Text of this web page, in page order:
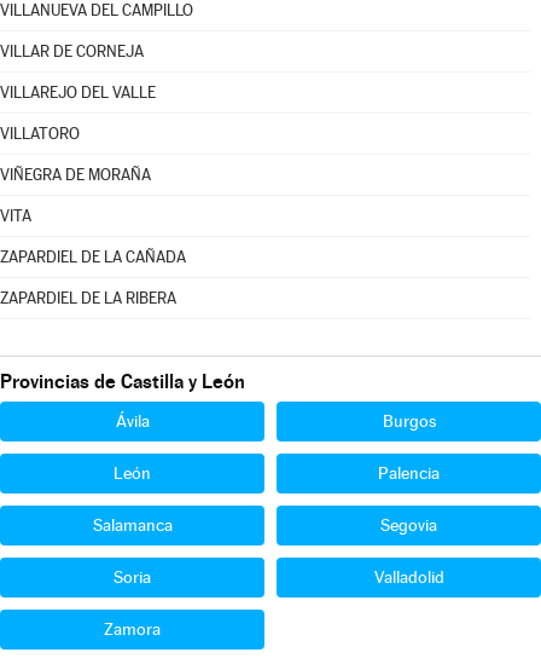
VILLANUEVA DEL CAMPILLO
VILLAR DE CORNEJA
VILLAREJO DEL VALLE
VILLATORO
VIÑEGRA DE MORAÑA
VITA
ZAPARDIEL DE LA CAÑADA
ZAPARDIEL DE LA RIBERA
Provincias de Castilla y León
Ávila Burgos
León Palencia
Salamanca Segovia
Soria Valladolid
Zamora